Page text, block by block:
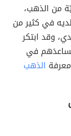
من الذهب،
في كثير من
وقد ابتكر
في
الذهب